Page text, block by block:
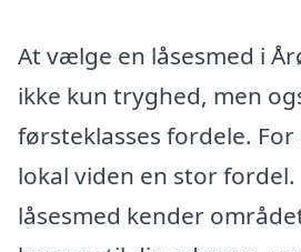
At vælge en låsesmed i
ikke kun tryghed, men
førsteklasses fordele.
lokal viden en stor fordel.
låsesmed kender